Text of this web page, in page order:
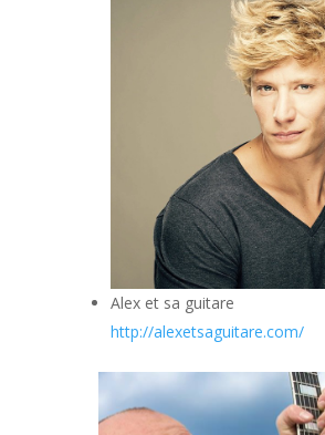
Alex et sa guitare
http://alexetsaguitare.com/